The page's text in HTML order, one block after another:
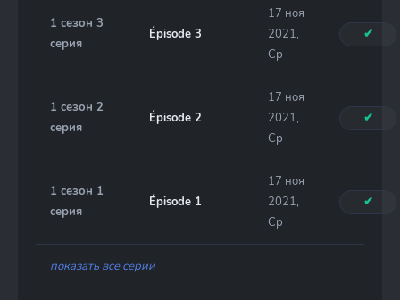
1 сезон 3
серия
Épisode 3
17 ноя
2021,
Ср
✔
1 сезон 2
серия
Épisode 2
17 ноя
2021,
Ср
✔
1 сезон 1
серия
Épisode 1
17 ноя
2021,
Ср
✔
показать все серии